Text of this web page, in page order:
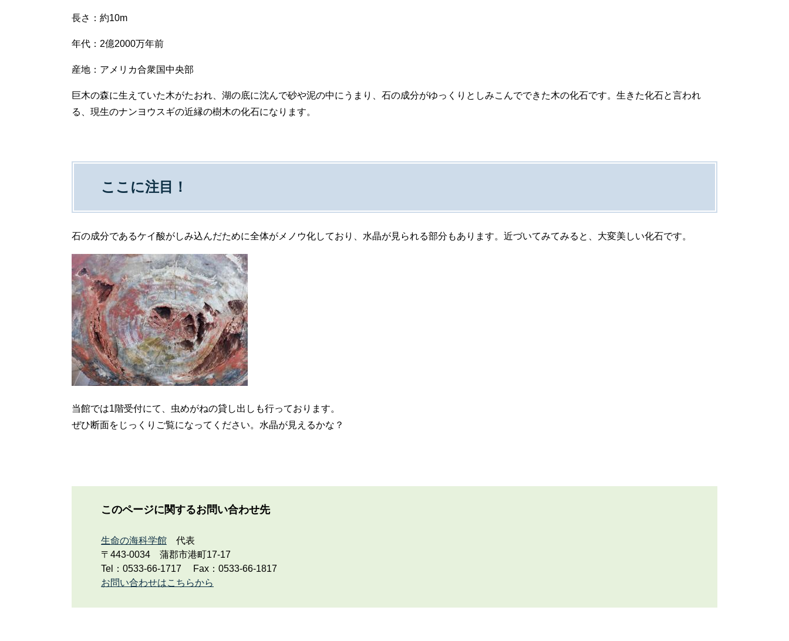
長さ：約10m
年代：2億2000万年前
産地：アメリカ合衆国中央部
巨木の森に生えていた木がたおれ、湖の底に沈んで砂や泥の中にうまり、石の成分がゆっくりとしみこんでできた木の化石です。生きた化石と言われ
る、現生のナンヨウスギの近縁の樹木の化石になります。
ここに注目！
石の成分であるケイ酸がしみ込んだために全体がメノウ化しており、水晶が見られる部分もあります。近づいてみてみると、大変美しい化石です。
当館では1階受付にて、虫めがねの貸し出しも行っております。
ぜひ断面をじっくりご覧になってください。水晶が見えるかな？
このページに関するお問い合わせ先
生命の海科学館
代表
〒443-0034
蒲郡市港町17-17
Tel：0533-66-1717
Fax：0533-66-1817
お問い合わせはこちらから